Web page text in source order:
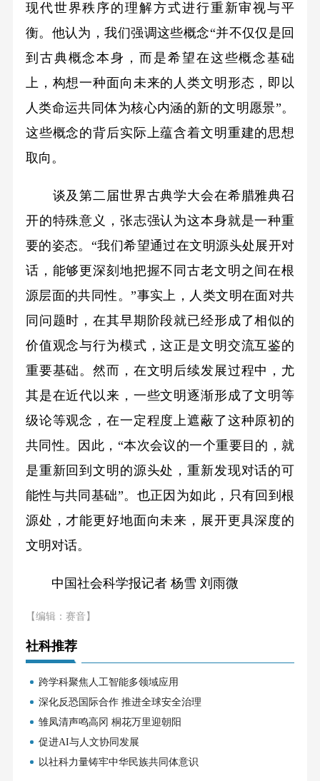
现代世界秩序的理解方式进行重新审视与平
衡。他认为，我们强调这些概念“并不仅仅是回
到古典概念本身，而是希望在这些概念基础
上，构想一种面向未来的人类文明形态，即以
人类命运共同体为核心内涵的新的文明愿景”。
这些概念的背后实际上蕴含着文明重建的思想
取向。
谈及第二届世界古典学大会在希腊雅典召
开的特殊意义，张志强认为这本身就是一种重
要的姿态。“我们希望通过在文明源头处展开对
话，能够更深刻地把握不同古老文明之间在根
源层面的共同性。”事实上，人类文明在面对共
同问题时，在其早期阶段就已经形成了相似的
价值观念与行为模式，这正是文明交流互鉴的
重要基础。然而，在文明后续发展过程中，尤
其是在近代以来，一些文明逐渐形成了文明等
级论等观念，在一定程度上遮蔽了这种原初的
共同性。因此，“本次会议的一个重要目的，就
是重新回到文明的源头处，重新发现对话的可
能性与共同基础”。也正因为如此，只有回到根
源处，才能更好地面向未来，展开更具深度的
文明对话。
中国社会科学报记者 杨雪 刘雨微
【编辑：赛音】
社科推荐
跨学科聚焦人工智能多领域应用
深化反恐国际合作 推进全球安全治理
雏凤清声鸣高冈 桐花万里迎朝阳
促进AI与人文协同发展
以社科力量铸牢中华民族共同体意识